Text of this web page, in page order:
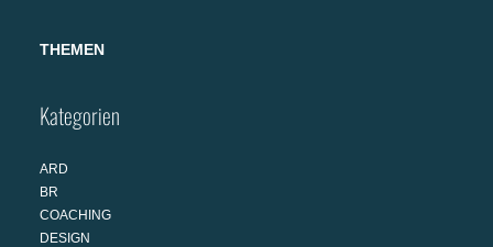
THEMEN
Kategorien
ARD
BR
COACHING
DESIGN